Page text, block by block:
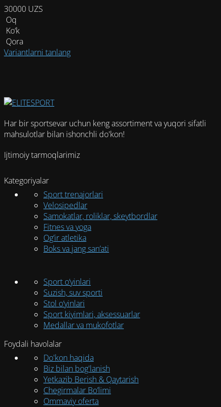
30000 UZS
Oq
Ko‘k
Qora
Variantlarni tanlangЭтот
выбрать
на
странице
товара.
Har bir sportsevar uchun keng assortiment va yuqori sifatli
mahsulotlar bilan ishonchli do'kon!
Ijtimoiy tarmoqlarimiz
Kategoriyalar
Sport trenajorlari
Velosipedlar
Samokatlar, roliklar, skeytbordlar
Fitnes va yoga
Og’ir atletika
Boks va jang san’ati
Sport o‘yinlari
Suzish, suv sporti
Stol o‘yinlari
Sport kiyimlari, aksessuarlar
Medallar va mukofotlar
Foydali havolalar
Do'kon haqida
Biz bilan bog'lanish
Yetkazib Berish & Qaytarish
Chegirmalar Bo’limi
Ommaviy oferta